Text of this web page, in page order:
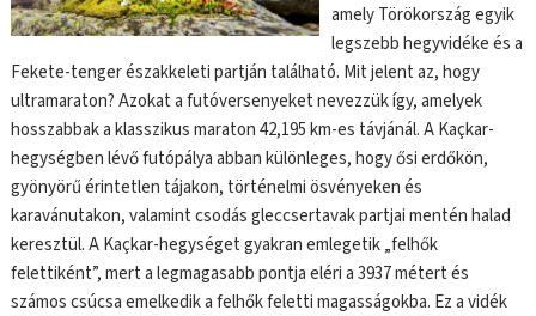
amely Törökország egyik
legszebb hegyvidéke és a
Fekete-tenger északkeleti partján található. Mit jelent az, hogy
ultramaraton? Azokat a futóversenyeket nevezzük így, amelyek
hosszabbak a klasszikus maraton 42,195 km-es távjánál. A Kaçkar-
hegységben lévő futópálya abban különleges, hogy ősi erdőkön,
gyönyörű érintetlen tájakon, történelmi ösvényeken és
karavánutakon, valamint csodás gleccsertavak partjai mentén halad
keresztül. A Kaçkar-hegységet gyakran emlegetik „felhők
felettiként”, mert a legmagasabb pontja eléri a 3937 métert és
számos csúcsa emelkedik a felhők feletti magasságokba. Ez a vidék